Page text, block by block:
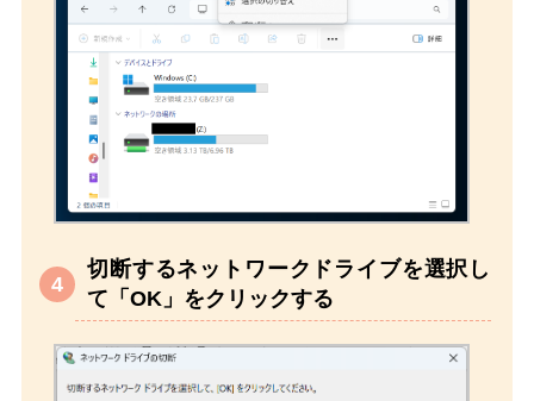
切断するネットワークドライブを選択し
て「OK」をクリックする